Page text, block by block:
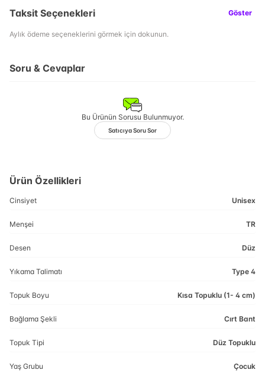
Taksit Seçenekleri Göster
Aylık ödeme seçeneklerini görmek için dokunun.
Soru & Cevaplar
Bu Ürünün Sorusu Bulunmuyor.
Satıcıya Soru Sor
Ürün Özellikleri
Cinsiyet Unisex
Menşei TR
Desen Düz
Yıkama Talimatı Type 4
Topuk Boyu Kısa Topuklu (1- 4 cm)
Bağlama Şekli Cırt Bant
Topuk Tipi Düz Topuklu
Yaş Grubu Çocuk